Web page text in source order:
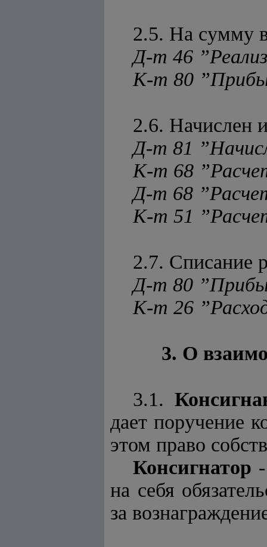
2.5. На сумму
Д-т 46
К-т 80
2.6. Начислен
Д-т 81
К-т 68
Д-т 68
К-т 51
2.7. Списание
Д-т 80
К-т 26
3. О
3.1.
дает поручение
этом право
Консигнатор
на себя
за